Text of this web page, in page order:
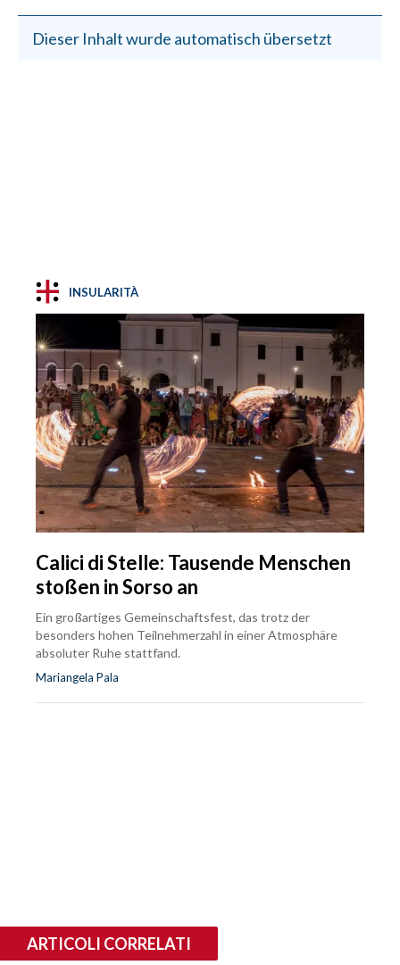
Dieser Inhalt wurde automatisch übersetzt
INSULARITÀ
Calici di Stelle: Tausende Menschen
stoßen in Sorso an
Ein großartiges Gemeinschaftsfest, das trotz der
besonders hohen Teilnehmerzahl in einer Atmosphäre
absoluter Ruhe stattfand.
Mariangela Pala
ARTICOLI CORRELATI